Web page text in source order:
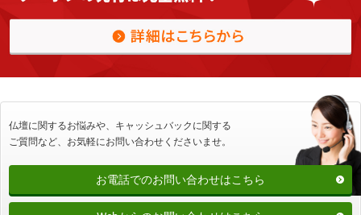
仏壇に関するお悩みや、キャッシュバックに関する
ご質問など、 お気軽にお問い合わせくださいませ。
お電話でのお問い合わせはこちら